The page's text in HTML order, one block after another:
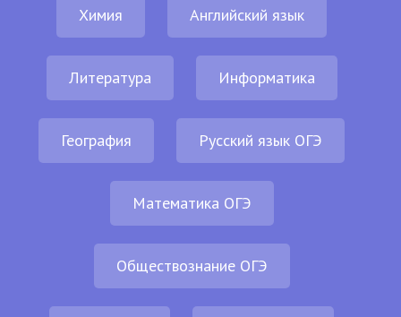
Химия Английский язык
Литература Информатика
География Русский язык ОГЭ
Математика ОГЭ
Обществознание ОГЭ